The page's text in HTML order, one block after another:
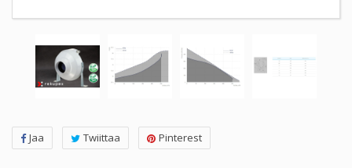
Jaa Twiittaa Pinterest